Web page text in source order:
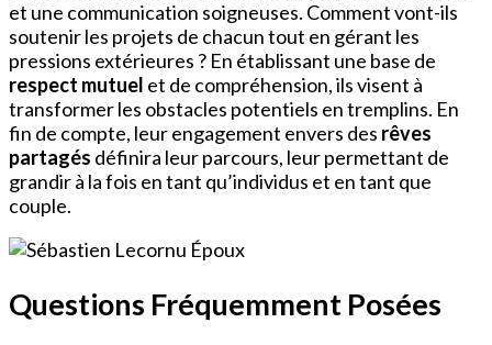
et une communication soigneuses. Comment vont-ils
soutenir les projets de chacun tout en gérant les
pressions extérieures ? En établissant une base de
respect mutuel et de compréhension, ils visent à
transformer les obstacles potentiels en tremplins. En
fin de compte, leur engagement envers des rêves
partagés définira leur parcours, leur permettant de
grandir à la fois en tant qu’individus et en tant que
couple.
Questions Fréquemment Posées